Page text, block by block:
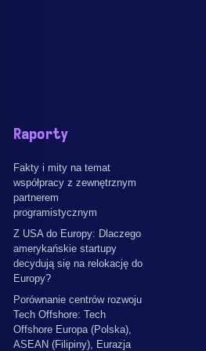
Raporty
Fakty i mity na temat
współpracy z zewnętrznym
partnerem
programistycznym
Z USA do Europy: Dlaczego
amerykańskie startupy
decydują się na relokację do
Europy?
Porównanie centrów rozwoju
Tech Offshore: Tech
Offshore Europa (Polska),
ASEAN (Filipiny), Eurazja